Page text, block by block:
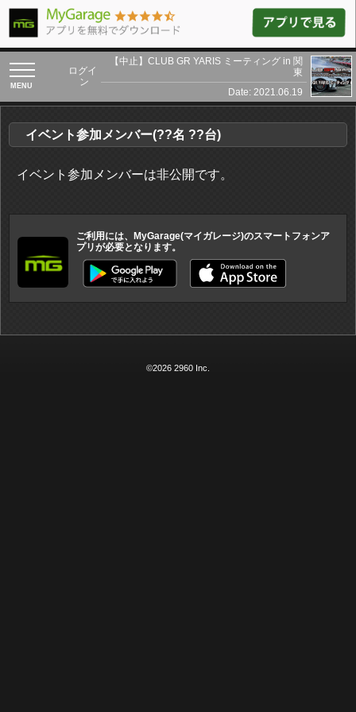
toggle
navigation
ログイ
ン
【中止】CLUB GR YARIS ミーティング in 関
東
Date: 2021.06.19
イベント参加メンバー(??名 ??台)
イベント参加メンバーは非公開です。
ご利用には、MyGarage(マイガレージ)のスマートフォンア
プリが必要となります。
©2026 2960 Inc.